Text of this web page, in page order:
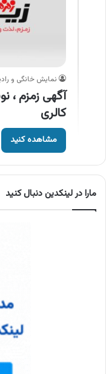
نمایش خانگی و
آگهی زمزم ،
کالری
مشاهده کنید
مارا در لینکدین دنبال کنید